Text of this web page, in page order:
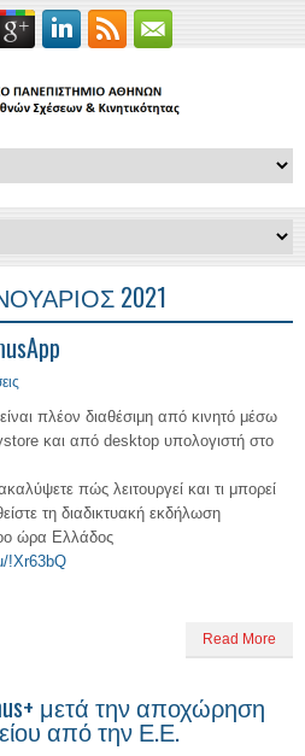
2021
είναι πλέον διαθέσιμη από κινητό μέσω
και από desktop υπολογιστή στο
πώς λειτουργεί και τι μπορεί
τη διαδικτυακή εκδήλωση
ώρα Ελλάδος
!Xr63bQ
Read More
μετά την αποχώρηση
από την Ε.Ε.